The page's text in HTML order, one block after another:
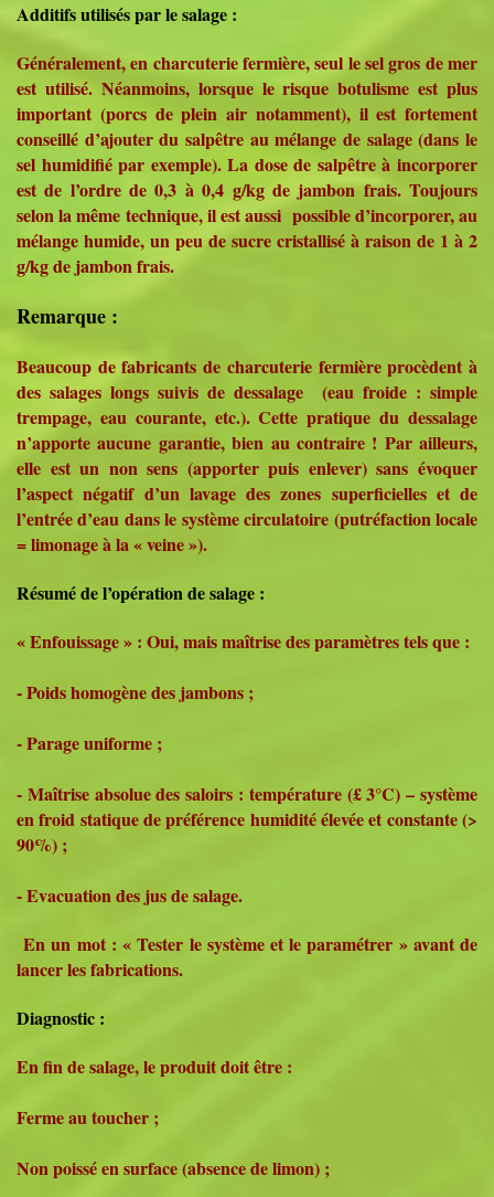
Additifs utilisés par le salage :
Généralement, en charcuterie fermière, seul le sel gros de mer
est utilisé. Néanmoins, lorsque le risque botulisme est plus
important (porcs de plein air notamment), il est fortement
conseillé d’ajouter du salpêtre au mélange de salage (dans le
sel humidifié par exemple). La dose de salpêtre à incorporer
est de l’ordre de 0,3 à 0,4 g/kg de jambon frais. Toujours
selon la même technique, il est aussi possible d’incorporer, au
mélange humide, un peu de sucre cristallisé à raison de 1 à 2
g/kg de jambon frais.
Remarque :
Beaucoup de fabricants de charcuterie fermière procèdent à
des salages longs suivis de dessalage (eau froide : simple
trempage, eau courante, etc.). Cette pratique du dessalage
n’apporte aucune garantie, bien au contraire ! Par ailleurs,
elle est un non sens (apporter puis enlever) sans évoquer
l’aspect négatif d’un lavage des zones superficielles et de
l’entrée d’eau dans le système circulatoire (putréfaction locale
= limonage à la « veine »).
Résumé de l’opération de salage :
« Enfouissage » : Oui, mais maîtrise des paramètres tels que :
- Poids homogène des jambons ;
- Parage uniforme ;
- Maîtrise absolue des saloirs : température (£ 3°C) – système
en froid statique de préférence humidité élevée et constante (>
90%) ;
- Evacuation des jus de salage.
En un mot : « Tester le système et le paramétrer » avant de
lancer les fabrications.
Diagnostic :
En fin de salage, le produit doit être :
Ferme au toucher ;
Non poissé en surface (absence de limon) ;